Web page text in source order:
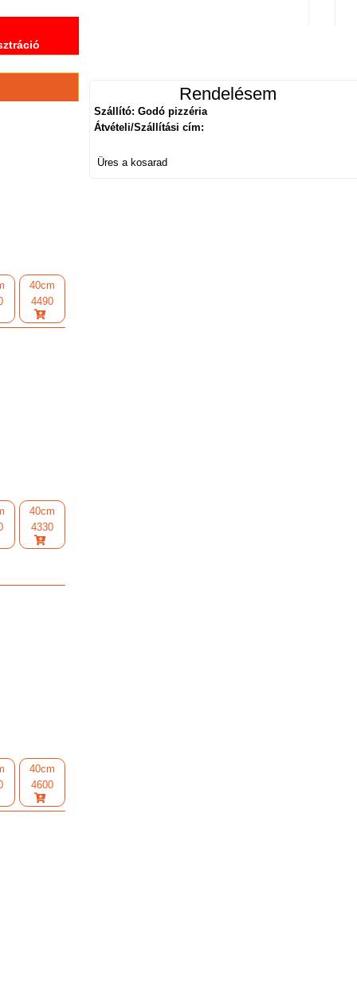
40cm
4490
40cm
4330
40cm
4600
Rendelésem
Szállító: Godó pizzéria
Átvételi/Szállítási cím:
Üres a kosarad